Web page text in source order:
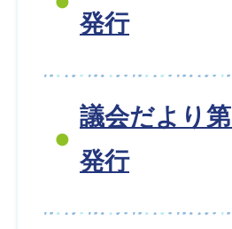
発行
議会だより
発行